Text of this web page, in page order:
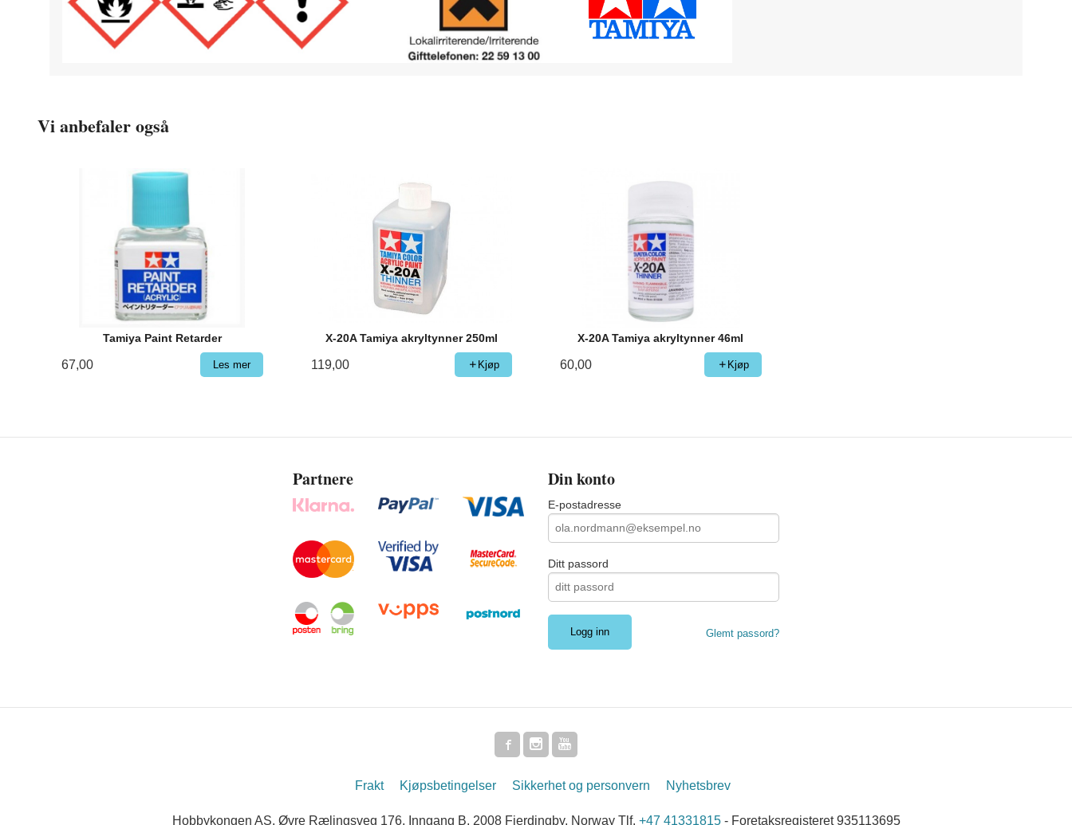
Vi anbefaler også
Tamiya Paint Retarder
67,00 Les mer
X-20A Tamiya akryltynner 250ml
119,00 Kjøp
X-20A Tamiya akryltynner 46ml
60,00 Kjøp
Partnere Din konto
E-postadresse
Ditt passord
Glemt passord?
Frakt Kjøpsbetingelser Sikkerhet og personvern Nyhetsbrev
Hobbykongen AS, Øvre Rælingsveg 176, Inngang B, 2008 Fjerdingby, Norway Tlf. +47 41331815- Foretaksregisteret 935113695